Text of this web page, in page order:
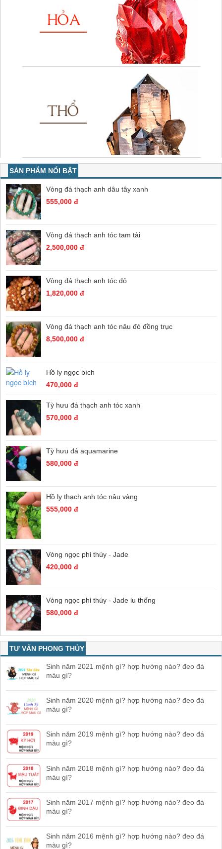
SẢN PHẨM NỔI BẬT
Vòng đá thạch anh dâu tây xanh
555,000 đ
Vòng đá thạch anh tóc tam tài
2,500,000 đ
Vòng đá thạch anh tóc đỏ
1,820,000 đ
Vòng đá thạch anh tóc nâu đỏ đồng trục
8,500,000 đ
Hồ ly ngọc bích
470,000 đ
Tỳ hưu đá thạch anh tóc xanh
570,000 đ
Tỳ hưu đá aquamarine
580,000 đ
Hồ ly thạch anh tóc nâu vàng
555,000 đ
Vòng ngọc phỉ thúy - Jade
420,000 đ
Vòng ngọc phỉ thúy - Jade lu thống
580,000 đ
TƯ VẤN PHONG THỦY
Sinh năm 2021 mệnh gì? hợp hướng nào? đeo đá
màu gì?
Sinh năm 2020 mệnh gì? hợp hướng nào? đeo đá
màu gì?
Sinh năm 2019 mệnh gì? hợp hướng nào? đeo đá
màu gì?
Sinh năm 2018 mệnh gì? hợp hướng nào? đeo đá
màu gì?
Sinh năm 2017 mệnh gì? hợp hướng nào? đeo đá
màu gì?
Sinh năm 2016 mệnh gì? hợp hướng nào? đeo đá
màu gì?